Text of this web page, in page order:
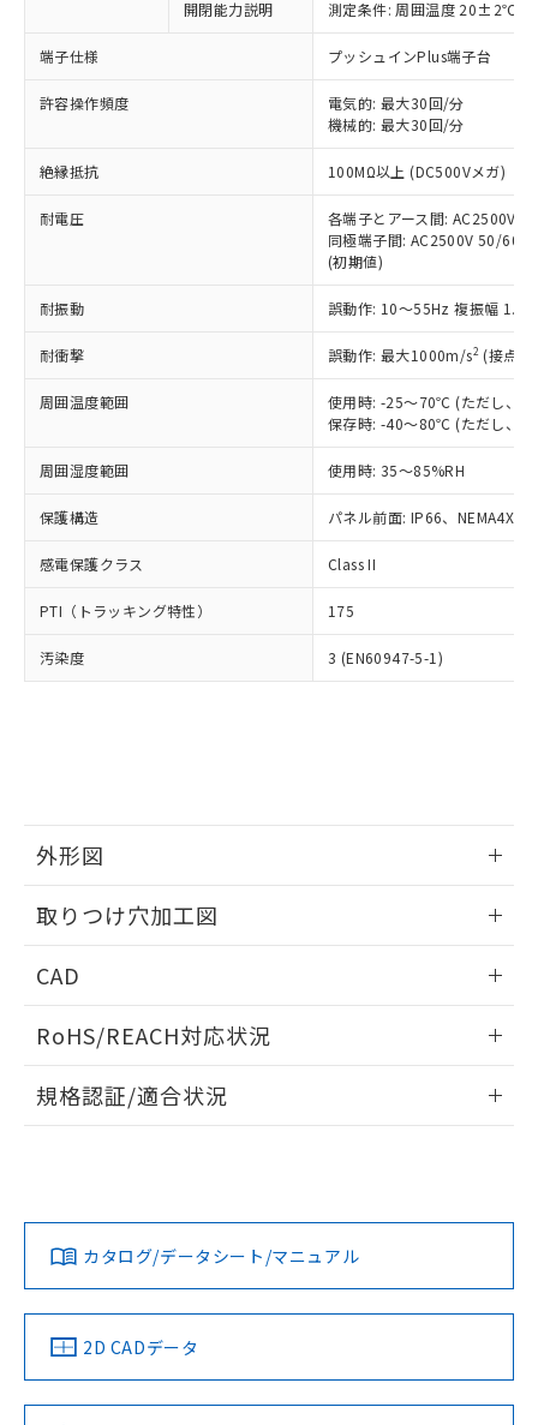
開閉能力説明 測定条件: 周囲温度 20±2℃、
端子仕様 プッシュインPlus端子台
許容操作頻度
電気的: 最大30回/分
機械的: 最大30回/分
絶縁抵抗 100MΩ以上 (DC500Vメガ)
耐電圧
各端子とアース間: AC2500V
同極端子間: AC2500V 50/
(初期値)
耐振動 誤動作: 10～55Hz 複振幅
耐衝撃 誤動作: 最大1000m/s2 (接点
周囲温度範囲
使用時: -25～70℃ (ただし、氷
保存時: -40～80℃ (ただし、氷
周囲湿度範囲 使用時: 35～85%RH
保護構造 パネル前面: IP66、NEMA4X,
感電保護クラス Class II
PTI（トラッキング特性） 175
汚染度 3 (EN60947-5-1)
外形図
取りつけ穴加工図
CAD
ドすることができます。
ログイン/会員登録
ダウンロードデータをご利用いただく前に、以下を必ずお読
みください。
ソフトウェアの使用条件
RoHS/REACH対応状況
EU RoHS 注意事項・凡例
対応済み
中国 RoHS 注意事項・凡例
規格認証/適合状況
カタログ/データシート/マニュアル
2D CADデータ
以下の条件をお読みいただき、同意のうえ
ご利用ください。
本サービスは、当社制御機器事業取扱
商品の当社在庫状況および標準価格
(税抜)を提供させていただくもので
当社制御機器事業取扱商品の中には、
本サービスの対象外となる商品もある
ことをご了承ください。
在庫状況および標準価格照会結果は、
記載している更新日時点での社内デー
タに基づき作成されるものであり、閲
覧された時点での実際の在庫および標
準価格とは異なる場合があることをご
正式な納期状況および標準価格はお客
様のお取引先、またはお客様担当のオ
ムロン制御機器販売店・当社販売員に
オムロン制御機器販売店や当社販売拠
点は「
販売ネットワーク
」をご確認
在庫状況および標準価格結果を当社の
事前の承諾なく第三者に漏洩または開
示しないようお願いします。
マイパーツ機能（部品リスト作成サー
および当社の共同利用者が、当社の製
引・商談に必要な範囲で利用すること
をご了承ください。
※当社の共同利用者とは、
指します。
対応予定なし：EU RoHS指令（10物質）の
非含有に非対応の商品で、対応品を出す予
定はありません。
非含有の対応状況を調査中または確認中の
非該当品：ライセンス料など無形物で、有
害物質有無と関係のない商品です。
仕入先様の事情により、非含有部品として
いたものが、含有品と判明した場合などや
むを得ず変更することがあります。
鉛(Pb) 1000ppm以下、 水銀(Hg) 1000ppm以下、 カド
(PBDE) 1000ppm以下、フタル酸ビス(2-エチルヘキシ
ル) (DEHP)(別名：DOP) 1000ppm以下、フタル酸ブチ
ルベンジル（BBP） 1000ppm以下、フタル酸ジブチル
（DBP） 1000ppm以下、フタル酸ジイソブチル
(DIBP) 1000ppm以下
但し、RoHS指令で産業用監視および制御機器に対する
適用除外項目は除く。
※2 対応予定月
部品在庫の切り替え状況などにより、予定
下記の非含有証明書をダウンロードするこ
とができます。
EU RoHS指令（10物質）の非含有証明書
51物質の非含有証明書（当社基準）
るもので、過去に遡って非含有を証明する
ものではありません。
また、RoHS指令のフタル酸エステル類４
荷製品に未対応品が混在することから備考
欄に対応日を記載しておりました。
す。
※1 中国RoHS○×表
「○」：最大均質材料含有率が中国RoHSの
基準値以下であることを示します。
「×」：最大均質材料含有率が中国RoHSの
基準値を超えていることを示します。
「－」：未確認です。当社販売部門へお問
*中国RoHS10物質の基準値 (GB/T26572)：
Pb(鉛) :1000ppm、 Hg(水銀) : 1000ppm、 Cd(カドミウ
Cr(Ⅵ)(六価クロム) : 1000ppm、 PBBs(ポリ臭化ビフェ
ニル類) : 1000ppm、 PBDEs(ポリ臭化ジフェニルエーテ
DBP(フタル酸ジブチル) : 1000ppm、 DIBP(フタル酸ジ
イソブチル) : 1000ppm、 BBP(フタル酸ブチルベンジ
ル) : 1000ppm、
DEHP(フタル酸ビス(2-エチルヘキシル)) : 1000ppm
※2 環境保護使用期限
「ｅ」：有害物質（10物質）のすべてが基
「10」：通常の使用状況下において有害物
当社は、これら貴社製品のうち、外国
為替および外国貿易法に定める商品
（以下｢規制貨物等」という）を輸出
または国外への提供する場合は、日本
国政府の輸出許可(または役務取引許
当社は規制貨物を破棄する場合は、完
全に破砕するなど、違法に輸出されな
いよう必要な手段を講じます。
当社は貴社製品を、核兵器、ミサイ
ル、化学兵器、生物兵器またはその他
武器並びにこれらの製造装置等に一切
使用いたしません。
当社は、貴社製品を第三者に販売する
場合は、上記1、2および3の内容を当
該第三者に通知します。また当社は、
販売先および販売に係わる関係者が違
○ 一定数以上の在庫あり
△ 一定数には満たないが在庫あり
在庫なし(最新の在庫状況につ
たはお客様担当のオムロン制御
機器販売店・当社販売員にご確
空
受注生産機種、また在庫状況の